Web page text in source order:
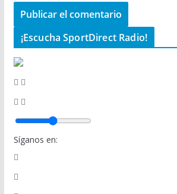
¡Escucha SportDirect Radio!
Síganos en: